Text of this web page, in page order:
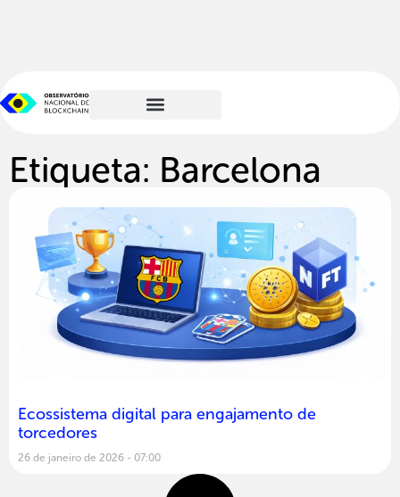
Etiqueta: Barcelona
Ecossistema digital para engajamento de
torcedores
26 de janeiro de 2026 07:00